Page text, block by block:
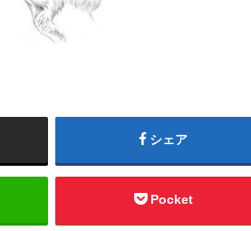
シェア
Pocket